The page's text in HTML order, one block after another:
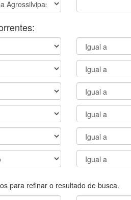
para refinar o resultado de busca.